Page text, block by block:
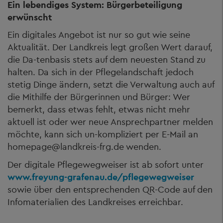
Ein lebendiges System: Bürgerbeteiligung
erwünscht
Ein digitales Angebot ist nur so gut wie seine
Aktualität. Der Landkreis legt großen Wert darauf,
die Da-tenbasis stets auf dem neuesten Stand zu
halten. Da sich in der Pflegelandschaft jedoch
stetig Dinge ändern, setzt die Verwaltung auch auf
die Mithilfe der Bürgerinnen und Bürger: Wer
bemerkt, dass etwas fehlt, etwas nicht mehr
aktuell ist oder wer neue Ansprechpartner melden
möchte, kann sich un-kompliziert per E-Mail an
homepage@landkreis-frg.de wenden.
Der digitale Pflegewegweiser ist ab sofort unter
www.freyung-grafenau.de/pflegewegweiser
sowie über den entsprechenden QR-Code auf den
Infomaterialien des Landkreises erreichbar.